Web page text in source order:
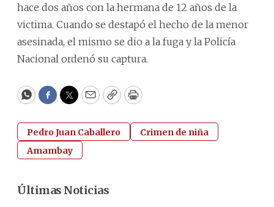
hace dos años con la hermana de 12 años de la
victima. Cuando se destapó el hecho de la menor
asesinada, el mismo se dio a la fuga y la Policía
Nacional ordenó su captura.
WhatsApp
Facebook
Twitter
EmailCopyPrint
Pedro Juan Caballero
Crimen de niña
Amambay
Últimas Noticias